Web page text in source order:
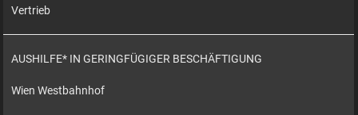
Vertrieb
AUSHILFE* IN GERINGFÜGIGER BESCHÄFTIGUNG
Wien Westbahnhof